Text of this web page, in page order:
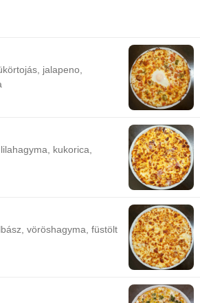
jalapeno,
kukorica,
vöröshagyma, füstölt